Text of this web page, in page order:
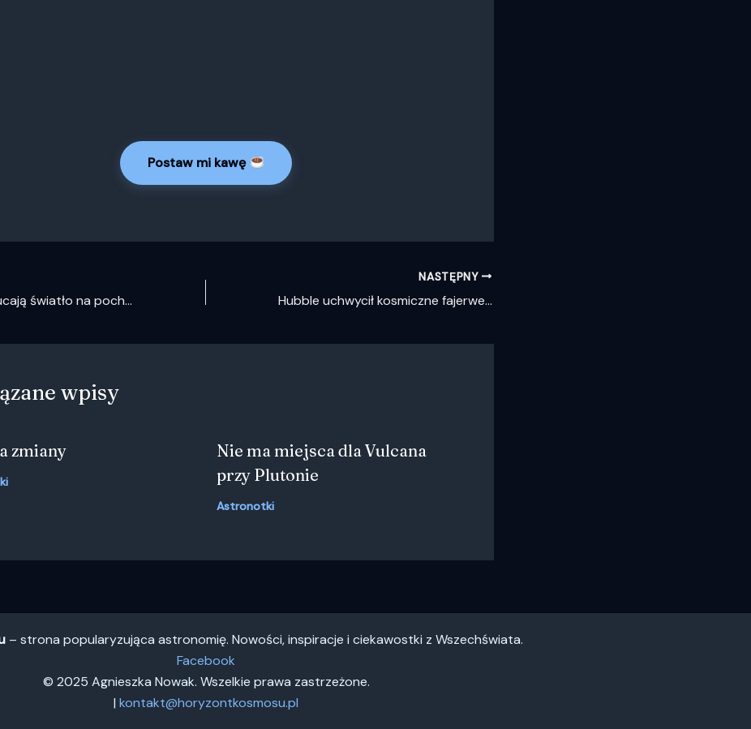
Postaw mi kawę
Naukowcy rzucają światło na pochodzenie czarnej dziury
NASTĘPNY
Hubble uchwycił kosmiczne fajerwerki w ultrafiolecie
wpisy
zmiany
Nie ma miejsca dla Vulcana
przy Plutonie
Astronotki
– strona popularyzująca astronomię. Nowości, inspiracje i ciekawostki z Wszechświata.
Facebook
© 2025 Agnieszka Nowak. Wszelkie prawa zastrzeżone.
| kontakt@horyzontkosmosu.pl